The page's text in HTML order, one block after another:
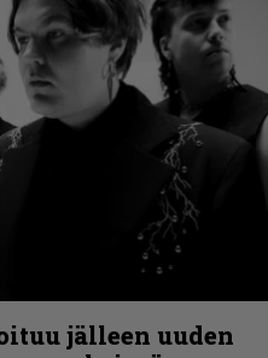
jälleen uuden